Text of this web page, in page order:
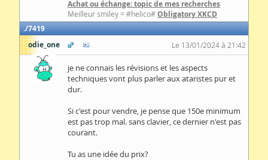
Achat ou échange: topic de mes recherches
Meilleur smiley = #helico#Obligatory XKCD
7419
odie_one
Le 13/01/2024 à 21:42
je ne connais les révisions et les aspects
techniques vont plus parler aux ataristes pur et
dur.
Si c'est pour vendre, je pense que 150e minimum
est pas trop mal. sans clavier, ce dernier n'est pas
courant.
Tu as une idée du prix?